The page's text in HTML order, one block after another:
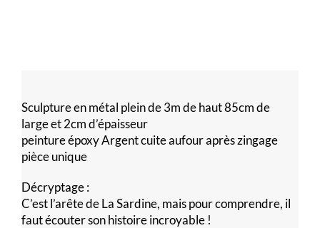
Sculpture en métal plein de 3m de haut 85cm de
large et 2cm d’épaisseur
peinture époxy Argent cuite aufour après zingage
pièce unique
Décryptage :
C’est l’arête de La Sardine, mais pour comprendre, il
faut écouter son histoire incroyable !